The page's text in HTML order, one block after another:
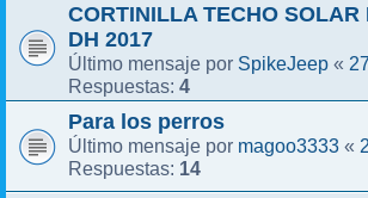
CORTINILLA TECHO SOLAR
DH 2017
Último mensaje por SpikeJeep «
Respuestas: 4
Para los perros
Último mensaje por magoo3333 «
Respuestas: 14